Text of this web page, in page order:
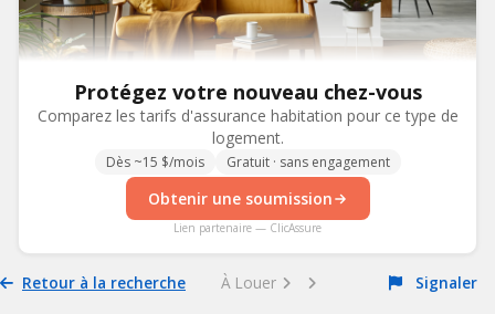
Protégez votre nouveau chez-vous
Comparez les tarifs d'assurance habitation pour ce type de
logement.
Dès ~15 $/mois Gratuit · sans engagement
Obtenir une soumission
Lien partenaire — ClicAssure
Retour à la recherche À Louer Signaler